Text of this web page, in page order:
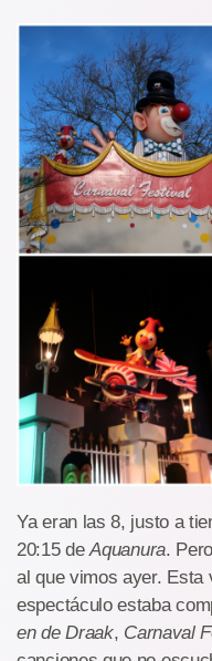
Ya eran las 8, justo a
20:15 deAquanura.
al que vimos ayer. Esta
espectáculo estaba
en de Draak, Carnaval